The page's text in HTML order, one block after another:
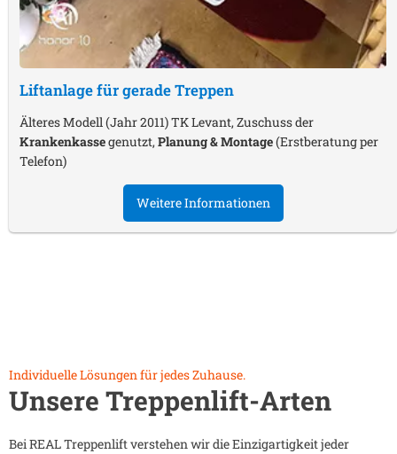
Liftanlage für gerade Treppen
Älteres Modell (Jahr 2011) TK Levant, Zuschuss der
Krankenkassegenutzt,Planung & Montage(Erstberatung per
Telefon)
Weitere Informationen
Individuelle Lösungen für jedes Zuhause.
Unsere Treppenlift-Arten
Bei REAL Treppenlift verstehen wir die Einzigartigkeit jeder